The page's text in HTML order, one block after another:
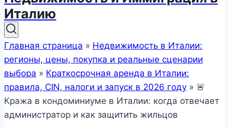
Италию
Главная страница » Недвижимость в Италии:
регионы, цены, покупка и реальные сценарии
выбора » Краткосрочная аренда в Италии:
правила, CIN, налоги и запуск в 2026 году » 🚨
Кража в кондоминиуме в Италии: когда отвечает
администратор и как защитить жильцов